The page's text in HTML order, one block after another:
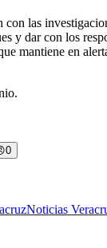
con las
y dar con los
mantiene en
0
Noticias